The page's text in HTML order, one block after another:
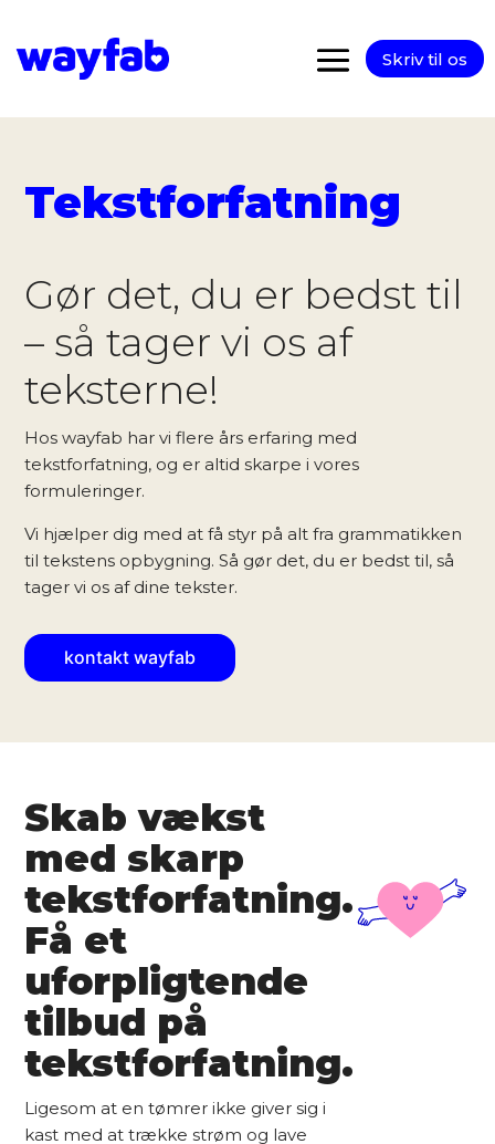
Skriv til os
Tekstforfatning
Gør det, du er bedst til
– så tager vi os af
teksterne!
Hos wayfab har vi flere års erfaring med
tekstforfatning, og er altid skarpe i vores
formuleringer.
Vi hjælper dig med at få styr på alt fra grammatikken
til tekstens opbygning. Så gør det, du er bedst til, så
tager vi os af dine tekster.
kontakt wayfab
Skab vækst
med skarp
tekstforfatning.
Få et
uforpligtende
tilbud på
tekstforfatning.
Ligesom at en tømrer ikke giver sig i
kast med at trække strøm og lave